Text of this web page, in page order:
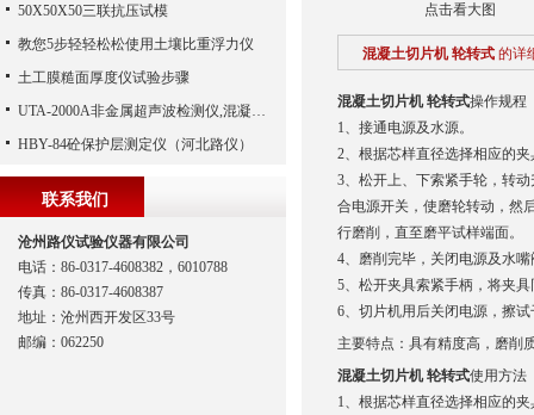
点击看大图
混凝土切片机 轮转式 的详
混凝土切片机 轮转式操作规程
1、接通电源及水源。
2、根据芯样直径选择相应的
3、松开上、下索紧手轮，转
合电源开关，使磨轮转动，然
行磨削，直至磨平试样端面。
4、磨削完毕，关闭电源及水
5、松开夹具索紧手柄，将夹
6、切片机用后关闭电源，擦
主要特点 ：具有精度高，磨削
混凝土切片机 轮转式使用方法
1、根据芯样直径选择相应的
50X50X50三联抗压试模
教您5步轻轻松松使用土壤比重浮力仪
土工膜糙面厚度仪试验步骤
UTA-2000A非金属超声波检测仪,混凝土超声波检测仪,非金属超声分析仪（河北路仪）
HBY-84砼保护层测定仪（河北路仪）
联系我们
沧州路仪试验仪器有限公司
电话：86-0317-4608382，6010788
传真：86-0317-4608387
地址：沧州西开发区33号
邮编：062250